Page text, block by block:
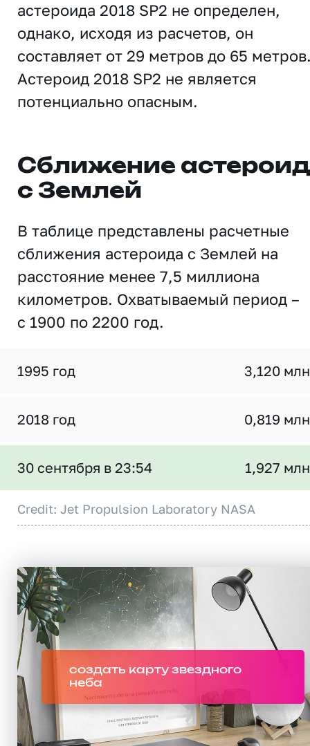
астероида 2018 SP2 не определен,
однако, исходя из расчетов, он
составляет от 29 метров до 65
Астероид 2018 SP2 не является
потенциально опасным.
Сближение
с Землей
В таблице представлены расчетные
сближения астероида с Землей на
расстояние менее 7,5 миллиона
километров. Охватываемый период –
с 1900 по 2200 год.
1995 год 3,120
2018 год 0,819
30 сентября в 23:54 1,927
Credit: Jet Propulsion Laboratory NASA
создать карту звездного
неба